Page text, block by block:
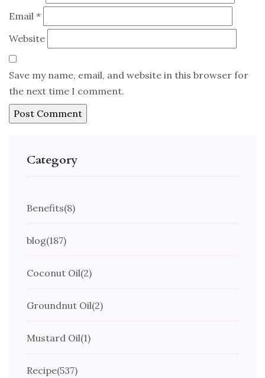
Email *
Website
Save my name, email, and website in this browser for
the next time I comment.
Category
Benefits(8)
blog(187)
Coconut Oil(2)
Groundnut Oil(2)
Mustard Oil(1)
Recipe(537)